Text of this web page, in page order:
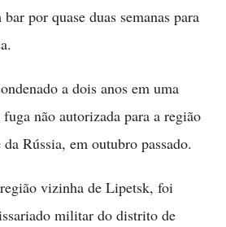
por quase duas semanas para
a dois anos em uma
não autorizada para a região
Rússia, em outubro passado.
vizinha de Lipetsk, foi
militar do distrito de